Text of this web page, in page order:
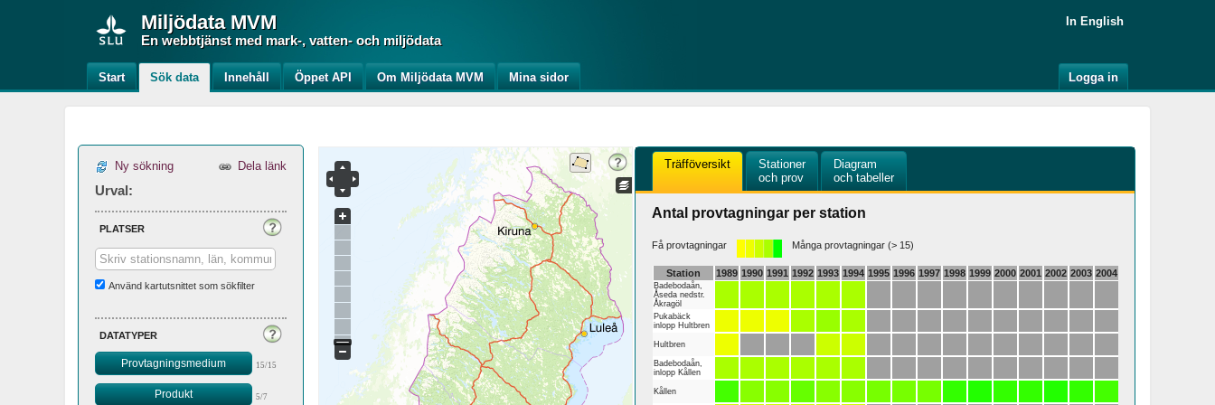
Miljödata MVM
En webbtjänst med mark-, vatten- och miljödata
In English
Start Sök data Innehåll Öppet API Om Miljödata MVM Mina sidor Logga in
Ny sökning Dela länk
Urval:
platser
Använd kartutsnittet som sökfilter
datatyper
Provtagningsmedium 15/15
Produkt 5/7
Träfföversikt
Stationer
och prov
Diagram
och tabeller
Antal provtagningar per station
Få provtagningar Många provtagningar (> 15)
Station 1989 1990 1991 1992 1993 1994 1995 1996 1997 1998 1999 2000 2001 2002 2003 2004
Badebodaån,
Åseda nedstr.
Åkragöl
Pukabäck
inlopp Hultbren
Hultbren
Badebodaån,
inlopp Kållen
Kållen